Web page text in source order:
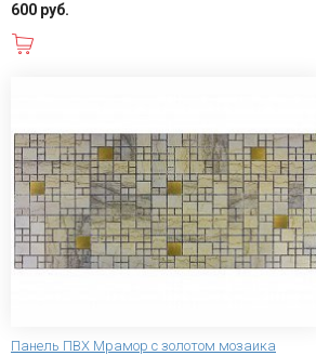
600 руб.
Панель ПВХ Мрамор с золотом мозаика